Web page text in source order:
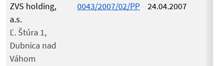
ZVS holding,
a.s.
Ľ. Štúra 1,
Dubnica nad
Váhom
0043/2007/02/PP 24.04.2007